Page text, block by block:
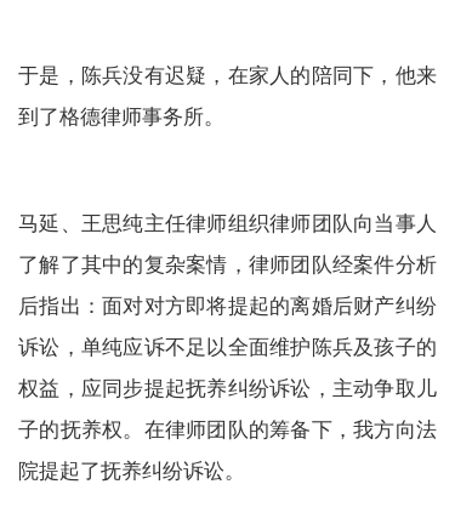
于是，陈兵没有迟疑，在家人的陪同下，他来
到了格德律师事务所。
马延、王思纯主任律师组织律师团队向当事人
了解了其中的复杂案情，律师团队经案件分析
后指出：面对对方即将提起的离婚后财产纠纷
诉讼，单纯应诉不足以全面维护陈兵及孩子的
权益，应同步提起抚养纠纷诉讼，主动争取儿
子的抚养权。在律师团队的筹备下，我方向法
院提起了抚养纠纷诉讼。